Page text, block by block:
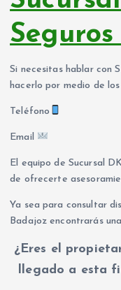
Si necesitas hablar con
hacerlo por medio de
Teléfono
Email
El equipo de Sucursal
de ofrecerte
Ya sea para consultar
Badajoz encontrarás
¿Eres el
llegado a esta